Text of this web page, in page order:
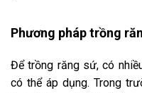
Phương pháp trồng
Để trồng răng sứ, có
có thể áp dụng. Trong